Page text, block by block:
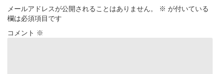
メールアドレスが公開されることはありません。 ※ が付いている
欄は必須項目です
コメント ※